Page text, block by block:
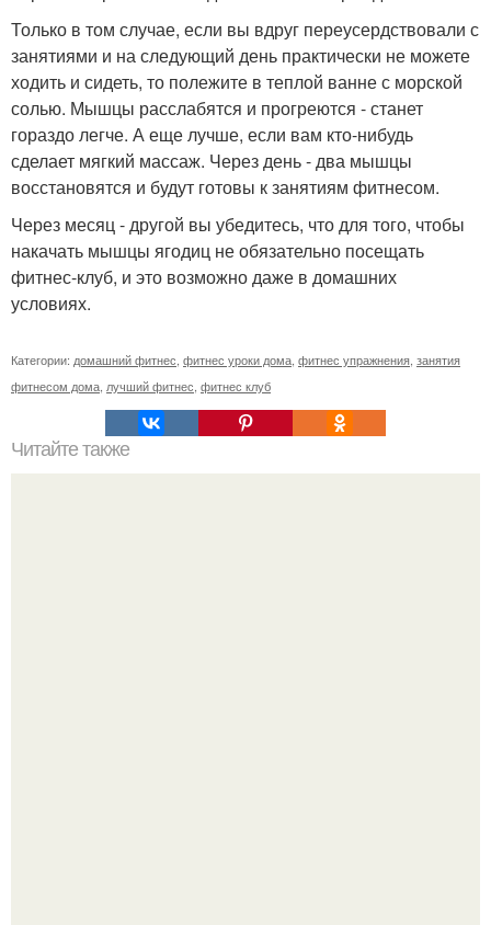
Только в том случае, если вы вдруг переусердствовали с
занятиями и на следующий день практически не можете
ходить и сидеть, то полежите в теплой ванне с морской
солью. Мышцы расслабятся и прогреются - станет
гораздо легче. А еще лучше, если вам кто-нибудь
сделает мягкий массаж. Через день - два мышцы
восстановятся и будут готовы к занятиям фитнесом.
Через месяц - другой вы убедитесь, что для того, чтобы
накачать мышцы ягодиц не обязательно посещать
фитнес-клуб, и это возможно даже в домашних
условиях.
Категории: домашний фитнес, фитнес уроки дома, фитнес упражнения, занятия
фитнесом дома, лучший фитнес, фитнес клуб
Читайте также